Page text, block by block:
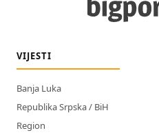
VIJESTI
Banja Luka
Republika Srpska / BiH
Region